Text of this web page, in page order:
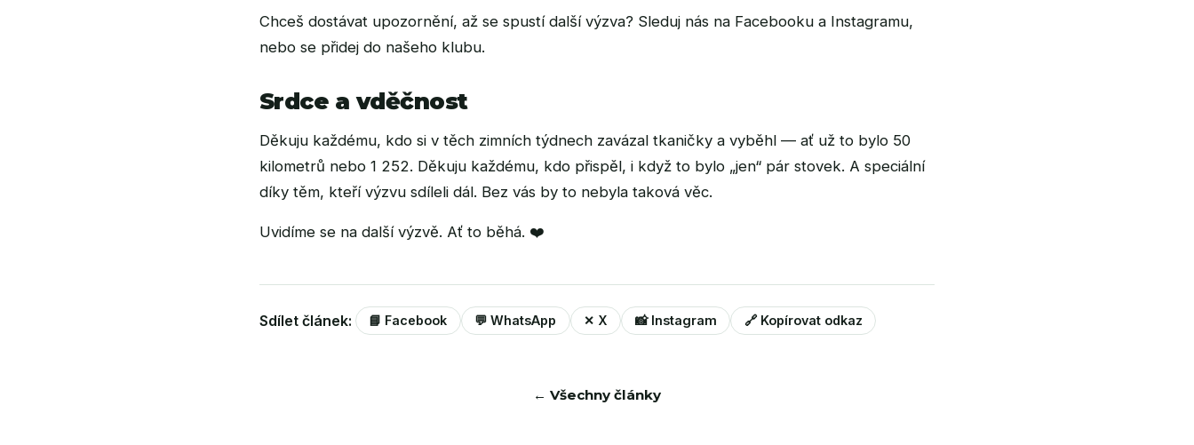
Chceš dostávat upozornění, až se spustí další výzva? Sleduj nás na Facebooku a Instagramu,
nebo se přidej do našeho klubu.
Srdce a vděčnost
Děkuju každému, kdo si v těch zimních týdnech zavázal tkaničky a vyběhl — ať už to bylo 50
kilometrů nebo 1 252. Děkuju každému, kdo přispěl, i když to bylo „jen“ pár stovek. A speciální
díky těm, kteří výzvu sdíleli dál. Bez vás by to nebyla taková věc.
Uvidíme se na další výzvě. Ať to běhá. ❤️
Sdílet článek: 📘 Facebook 💬 WhatsApp ✕ X 📸 Instagram 🔗 Kopírovat odkaz
← Všechny články